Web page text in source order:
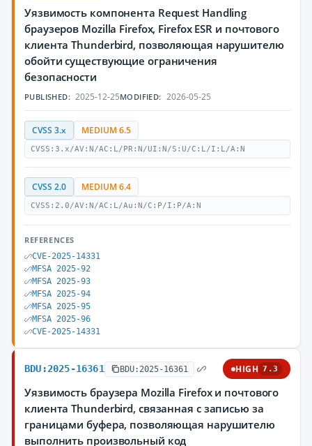
Уязвимость компонента Request Handling
браузеров Mozilla Firefox, Firefox ESR и почтового
клиента Thunderbird, позволяющая нарушителю
обойти существующие ограничения
безопасности
PUBLISHED: 2025-12-25MODIFIED: 2026-05-25
CVSS 3.x MEDIUM 6.5
CVSS:3.x/AV:N/AC:L/PR:N/UI:N/S:U/C:L/I:L/A:N
CVSS 2.0 MEDIUM 6.4
CVSS:2.0/AV:N/AC:L/Au:N/C:P/I:P/A:N
REFERENCES
CVE-2025-14331
MFSA 2025-92
MFSA 2025-93
MFSA 2025-94
MFSA 2025-95
MFSA 2025-96
CVE-2025-14331
BDU:2025-16361 BDU:2025-16361 HIGH 7.3
Уязвимость браузера Mozilla Firefox и почтового
клиента Thunderbird, связанная с записью за
границами буфера, позволяющая нарушителю
выполнить произвольный код